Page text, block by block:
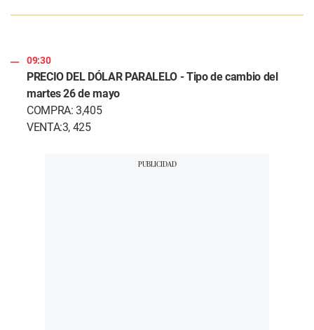
09:30
PRECIO DEL DÓLAR PARALELO - Tipo de cambio del
martes 26 de mayo
COMPRA: 3,405
VENTA:3, 425